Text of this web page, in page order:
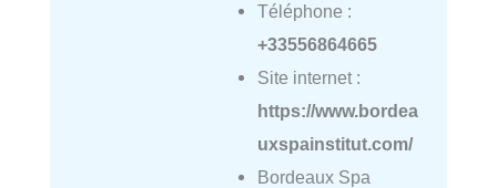
Téléphone :
+33556864665
Site internet :
https://www.bordea
uxspainstitut.com/
Bordeaux Spa